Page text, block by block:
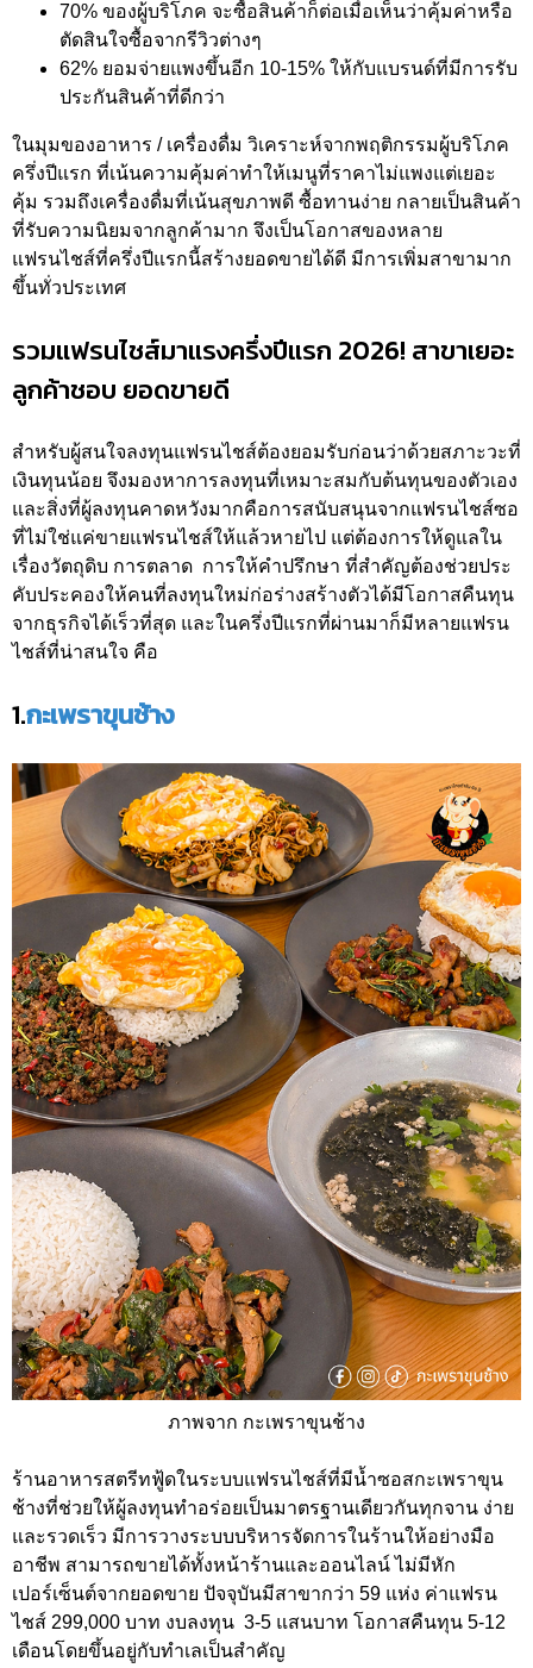
70% ของผู้บริโภค จะซื้อสินค้าก็ต่อเมื่อเห็นว่าคุ้มค่าหรือ
ตัดสินใจซื้อจากรีวิวต่างๆ
62% ยอมจ่ายแพงขึ้นอีก 10-15% ให้กับแบรนด์ที่มีการรับ
ประกันสินค้าที่ดีกว่า
ในมุมของอาหาร / เครื่องดื่ม วิเคราะห์จากพฤติกรรมผู้บริโภค
ครึ่งปีแรก ที่เน้นความคุ้มค่าทำให้เมนูที่ราคาไม่แพงแต่เยอะ
คุ้ม รวมถึงเครื่องดื่มที่เน้นสุขภาพดี ซื้อทานง่าย กลายเป็นสินค้า
ที่รับความนิยมจากลูกค้ามาก จึงเป็นโอกาสของหลาย
แฟรนไชส์ที่ครึ่งปีแรกนี้สร้างยอดขายได้ดี มีการเพิ่มสาขามาก
ขึ้นทั่วประเทศ
รวมแฟรนไชส์มาแรงครึ่งปีแรก 2026! สาขาเยอะ
ลูกค้าชอบ ยอดขายดี
สำหรับผู้สนใจลงทุนแฟรนไชส์ต้องยอมรับก่อนว่าด้วยสภาะวะที่
เงินทุนน้อย จึงมองหาการลงทุนที่เหมาะสมกับต้นทุนของตัวเอง
และสิ่งที่ผู้ลงทุนคาดหวังมากคือการสนับสนุนจากแฟรนไชส์ซอ
ที่ไม่ใช่แค่ขายแฟรนไชส์ให้แล้วหายไป แต่ต้องการให้ดูแลใน
เรื่องวัตถุดิบ การตลาด การให้คำปรึกษา ที่สำคัญต้องช่วยประ
คับประคองให้คนที่ลงทุนใหม่ก่อร่างสร้างตัวได้มีโอกาสคืนทุน
จากธุรกิจได้เร็วที่สุด และในครึ่งปีแรกที่ผ่านมาก็มีหลายแฟรน
ไชส์ที่น่าสนใจ คือ
1.กะเพราขุนช้าง
ภาพจาก กะเพราขุนช้าง
ร้านอาหารสตรีทฟู้ดในระบบแฟรนไชส์ที่มีน้ำซอสกะเพราขุน
ช้างที่ช่วยให้ผู้ลงทุนทำอร่อยเป็นมาตรฐานเดียวกันทุกจาน ง่าย
และรวดเร็ว มีการวางระบบบริหารจัดการในร้านให้อย่างมือ
อาชีพ สามารถขายได้ทั้งหน้าร้านและออนไลน์ ไม่มีหัก
เปอร์เซ็นต์จากยอดขาย ปัจจุบันมีสาขากว่า 59 แห่ง ค่าแฟรน
ไชส์ 299,000 บาท งบลงทุน 3-5 แสนบาท โอกาสคืนทุน 5-12
เดือนโดยขึ้นอยู่กับทำเลเป็นสำคัญ